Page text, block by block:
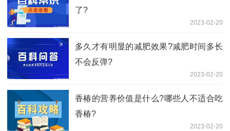
了?
2023-02-20
多久才有明显的减肥效果?减肥时间多长
不会反弹?
2023-02-20
香椿的营养价值是什么?哪些人不适合吃
香椿?
2023-02-20